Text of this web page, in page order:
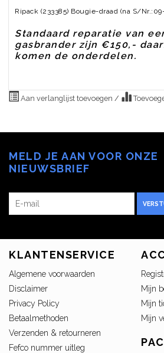
Ripack (233385) Bougie-draad (na S/
Standaard reparatie van
gasbrander zijn €150,-
komen de onderdelen.
Aan verlanglijst toevoegen /
MELD JE AAN VOOR ONZE
NIEUWSBRIEF
KLANTENSERVICE
Algemene voorwaarden
Disclaimer
Privacy Policy
Betaalmethoden
Verzenden & retourneren
Fefco nummer uitleg
Mijn
Mijn
Mijn